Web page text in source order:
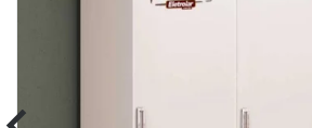
Guarda Roupa 3 Portas De Correr Viena